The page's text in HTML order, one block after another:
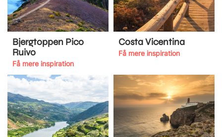
Bjergtoppen Pico
Ruivo
Få mere inspiration
Costa Vicentina
Få mere inspiration